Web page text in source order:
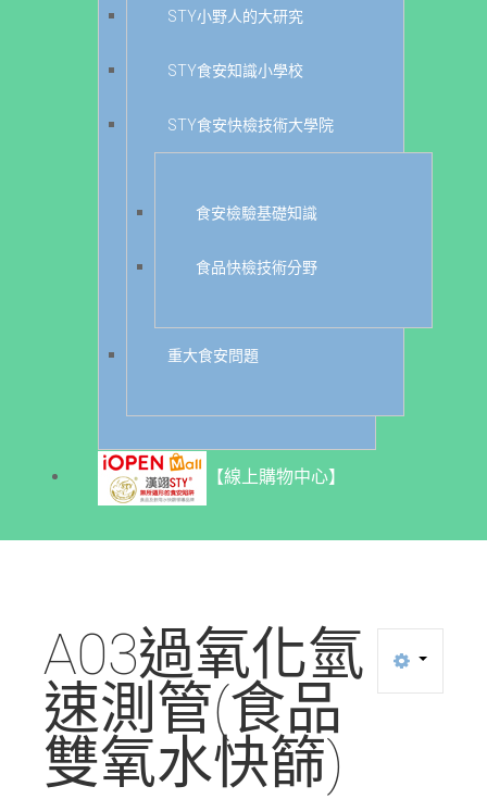
STY小野人的大研究
STY食安知識小學校
STY食安快檢技術大學院
食安檢驗基礎知識
食品快檢技術分野
重大食安問題
【線上購物中心】
A03過氧化氫
速測管(食品
雙氧水快篩)